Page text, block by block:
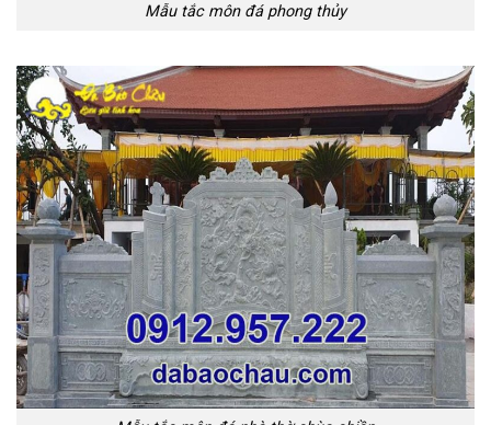
Mẫu tắc môn đá phong thủy